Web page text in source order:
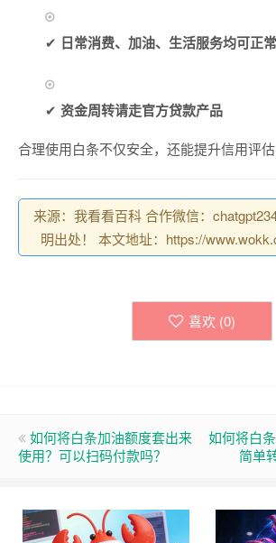
✔ 日常消费、加油、生活服务均可正
✔ 资金周转请走官方贷款产品
合理使用白条不仅安全，还能提升信用评估
来源：我看看百科 合作微信：
明出处！ 本文地址：https://
喜欢 (0)
如何将白条加油额度套出来
使用？可以扫码付款吗？
如何将白
简单